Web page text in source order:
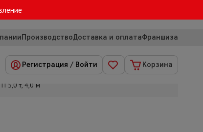
ПроизводствоДоставка и оплатаФраншиза
Регистрация / Войти Корзина
5,0 т, 4,0 м